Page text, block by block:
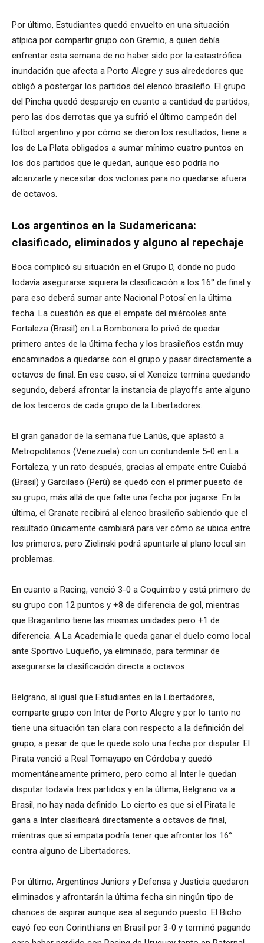
Por último, Estudiantes quedó envuelto en una situación
atípica por compartir grupo con Gremio, a quien debía
enfrentar esta semana de no haber sido por la catastrófica
inundación que afecta a Porto Alegre y sus alrededores que
obligó a postergar los partidos del elenco brasileño. El grupo
del Pincha quedó desparejo en cuanto a cantidad de partidos,
pero las dos derrotas que ya sufrió el último campeón del
fútbol argentino y por cómo se dieron los resultados, tiene a
los de La Plata obligados a sumar mínimo cuatro puntos en
los dos partidos que le quedan, aunque eso podría no
alcanzarle y necesitar dos victorias para no quedarse afuera
de octavos.
Los argentinos en la Sudamericana:
clasificado, eliminados y alguno al repechaje
Boca complicó su situación en el Grupo D, donde no pudo
todavía asegurarse siquiera la clasificación a los 16° de final y
para eso deberá sumar ante Nacional Potosí en la última
fecha. La cuestión es que el empate del miércoles ante
Fortaleza (Brasil) en La Bombonera lo privó de quedar
primero antes de la última fecha y los brasileños están muy
encaminados a quedarse con el grupo y pasar directamente a
octavos de final. En ese caso, si el Xeneize termina quedando
segundo, deberá afrontar la instancia de playoffs ante alguno
de los terceros de cada grupo de la Libertadores.
El gran ganador de la semana fue Lanús, que aplastó a
Metropolitanos (Venezuela) con un contundente 5-0 en La
Fortaleza, y un rato después, gracias al empate entre Cuiabá
(Brasil) y Garcilaso (Perú) se quedó con el primer puesto de
su grupo, más allá de que falte una fecha por jugarse. En la
última, el Granate recibirá al elenco brasileño sabiendo que el
resultado únicamente cambiará para ver cómo se ubica entre
los primeros, pero Zielinski podrá apuntarle al plano local sin
problemas.
En cuanto a Racing, venció 3-0 a Coquimbo y está primero de
su grupo con 12 puntos y +8 de diferencia de gol, mientras
que Bragantino tiene las mismas unidades pero +1 de
diferencia. A La Academia le queda ganar el duelo como local
ante Sportivo Luqueño, ya eliminado, para terminar de
asegurarse la clasificación directa a octavos.
Belgrano, al igual que Estudiantes en la Libertadores,
comparte grupo con Inter de Porto Alegre y por lo tanto no
tiene una situación tan clara con respecto a la definición del
grupo, a pesar de que le quede solo una fecha por disputar. El
Pirata venció a Real Tomayapo en Córdoba y quedó
momentáneamente primero, pero como al Inter le quedan
disputar todavía tres partidos y en la última, Belgrano va a
Brasil, no hay nada definido. Lo cierto es que si el Pirata le
gana a Inter clasificará directamente a octavos de final,
mientras que si empata podría tener que afrontar los 16°
contra alguno de Libertadores.
Por último, Argentinos Juniors y Defensa y Justicia quedaron
eliminados y afrontarán la última fecha sin ningún tipo de
chances de aspirar aunque sea al segundo puesto. El Bicho
cayó feo con Corinthians en Brasil por 3-0 y terminó pagando